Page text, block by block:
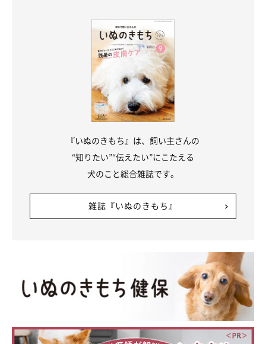
いぬのきもち投稿写真ギャラリー
一方、抜け毛が少ない犬種というのは、換毛期がないシングルコ
抜け毛が少ない犬種一例
ヨークシャー・テリア
『いぬのきもち』は、飼い主さんの
“知りたい”“伝えたい”にこたえる
犬のこと総合雑誌です。
雑誌『いぬのきもち』